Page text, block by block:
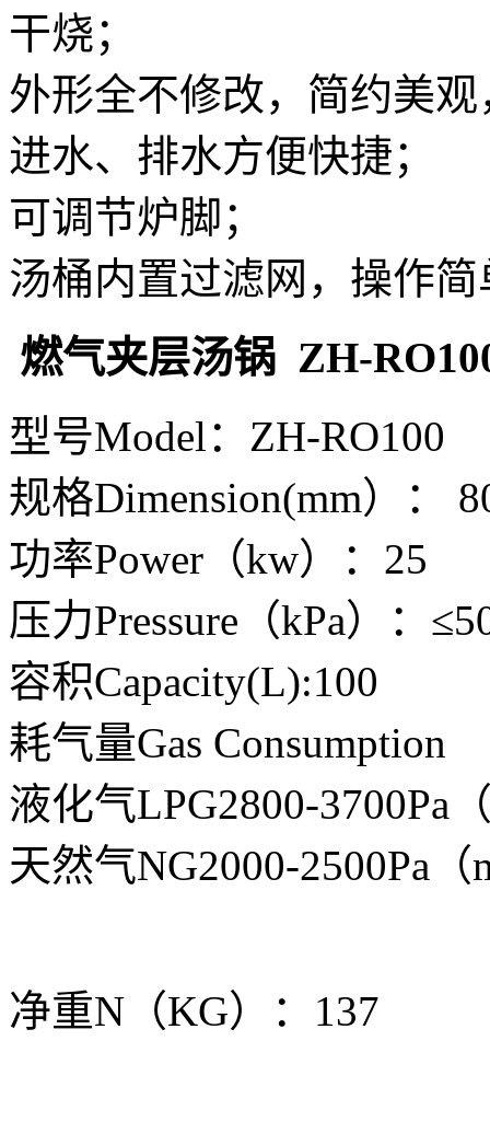
干烧；
外形全不修改，简约美
进水、排水方便快捷；
可调节炉脚；
汤桶内置过滤网，操作简
燃气夹层汤锅 ZH-
型号Model：ZH-RO100
规格Dimension(mm）：
功率Power（kw）：25
压力Pressure（kPa）：
容积Capacity(L):100
耗气量Gas Consumption
液化气LPG2800-3700Pa
天然气NG2000-2500Pa（
净重N（KG）：137